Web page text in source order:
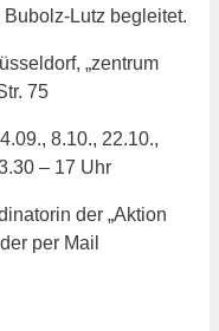
Lutz begleitet.
„zentrum
75
8.10., 22.10.,
– 17 Uhr
der „Aktion
per Mail